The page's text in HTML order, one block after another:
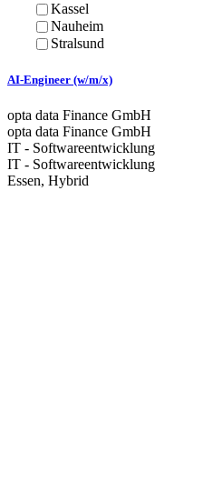
Kassel
Nauheim
Stralsund
AI-Engineer (w/m/x)
opta data Finance GmbH
opta data Finance GmbH
IT - Softwareentwicklung
IT - Softwareentwicklung
Essen, Hybrid